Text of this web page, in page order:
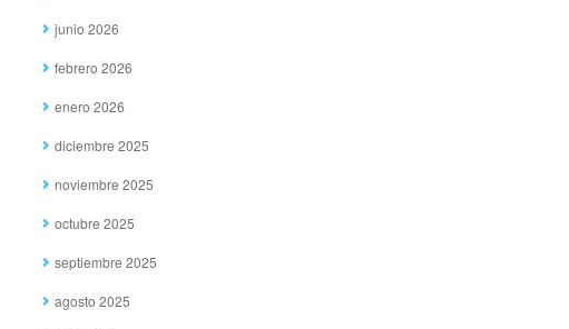
junio 2026
febrero 2026
enero 2026
diciembre 2025
noviembre 2025
octubre 2025
septiembre 2025
agosto 2025